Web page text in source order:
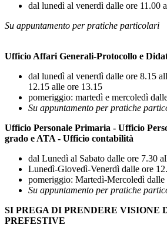
dal lunedì al venerdì dalle ore 11.00
Su appuntamento per pratiche particolari
Ufficio Affari Generali-Protocollo e
dal lunedì al venerdì dalle ore 8.15
12.15 alle ore 13.15
pomeriggio: martedì e mercoledì
Su appuntamento per pratiche
Ufficio Personale Primaria - Ufficio
grado e ATA - Ufficio contabilità
dal Lunedì al Sabato dalle ore 7.30
Lunedì-Giovedì-Venerdì dalle ore
pomeriggio: Martedì-Mercoledì dalle
Su appuntamento per pratiche
SI PREGA DI PRENDERE VISIONE
PREFESTIVE